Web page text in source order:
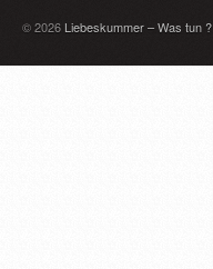
© 2026 Liebeskummer – Was tun ?